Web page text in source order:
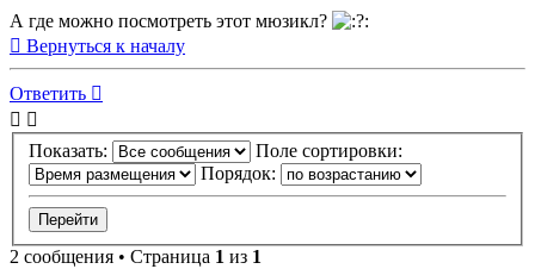
А где можно посмотреть этот мюзикл?
Вернуться к началу
Ответить
Показать:
Поле сортировки:
Порядок:
2 сообщения • Страница 1 из 1